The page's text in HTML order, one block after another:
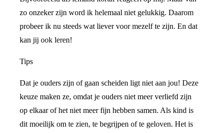
zo onzeker zijn word ik helemaal niet gelukkig. Daarom
probeer ik nu steeds wat liever voor mezelf te zijn. En dat
kan jij ook leren!
Tips
Dat je ouders zijn of gaan scheiden ligt niet aan jou! Deze
keuze maken ze, omdat je ouders niet meer verliefd zijn
op elkaar of het niet meer fijn hebben samen. Als kind is
dit moeilijk om te zien, te begrijpen of te geloven. Het is